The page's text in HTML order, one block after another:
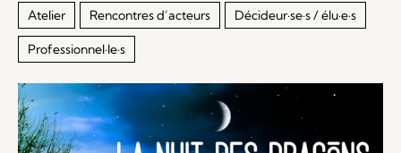
Atelier Rencontres d’acteurs Décideur·se·s / élu·e·s
Professionnel·le·s